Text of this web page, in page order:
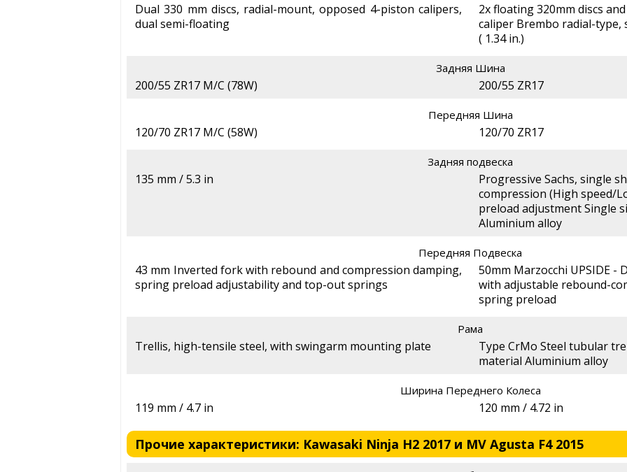
Dual 330 mm discs, radial-mount, opposed 4-piston calipers,
dual semi-floating
2x floating 320mm discs
caliper Brembo radial-type,
( 1.34 in.)
Задняя Шина
200/55 ZR17 M/C (78W) 200/55 ZR17
Передняя Шина
120/70 ZR17 M/C (58W) 120/70 ZR17
Задняя подвеска
135 mm / 5.3 in
Progressive Sachs, single
compression (High speed/
preload adjustment Single
Aluminium alloy
Передняя Подвеска
43 mm Inverted fork with rebound and compression damping,
spring preload adjustability and top-out springs
50mm Marzocchi UPSIDE -
with adjustable rebound-
spring preload
Рама
Trellis, high-tensile steel, with swingarm mounting plate
Type CrMo Steel tubular
material Aluminium alloy
Ширина Переднего Колеса
119 mm / 4.7 in 120 mm / 4.72 in
Прочие характеристики: Kawasaki Ninja H2 2017 и MV Agusta F4 2015